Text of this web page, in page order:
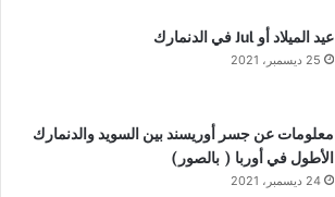
عيد الميلاد أو Jul في الدنمارك
25 ديسمبر، 2021
معلومات عن جسر أوريسند بين السويد والدنمارك
الأطول في أوربا ( بالصور)
24 ديسمبر، 2021